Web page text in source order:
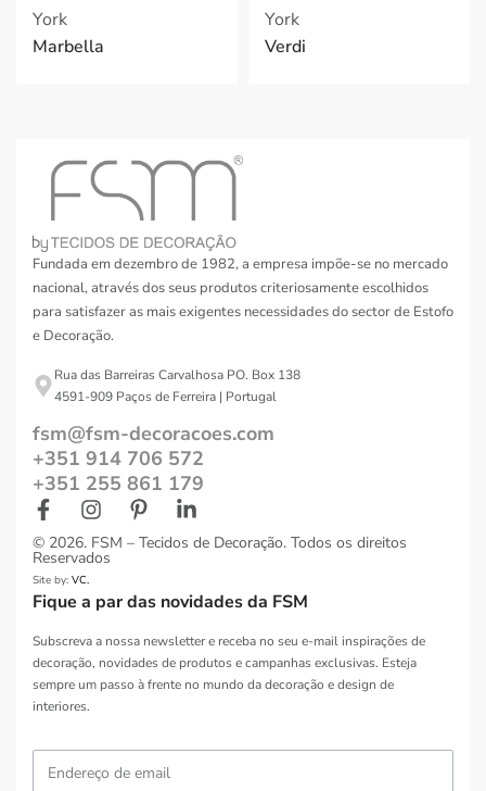
York
Marbella
York
Verdi
Fundada em dezembro de 1982, a empresa impõe-se no mercado
nacional, através dos seus produtos criteriosamente escolhidos
para satisfazer as mais exigentes necessidades do sector de Estofo
e Decoração.
Rua das Barreiras Carvalhosa PO. Box 138
4591-909 Paços de Ferreira | Portugal
fsm@fsm-decoracoes.com
+351 914 706 572
+351 255 861 179
© 2026. FSM – Tecidos de Decoração. Todos os direitos
Reservados
Site by: VC.
Fique a par das novidades da FSM
Subscreva a nossa newsletter e receba no seu e-mail inspirações de
decoração, novidades de produtos e campanhas exclusivas. Esteja
sempre um passo à frente no mundo da decoração e design de
interiores.